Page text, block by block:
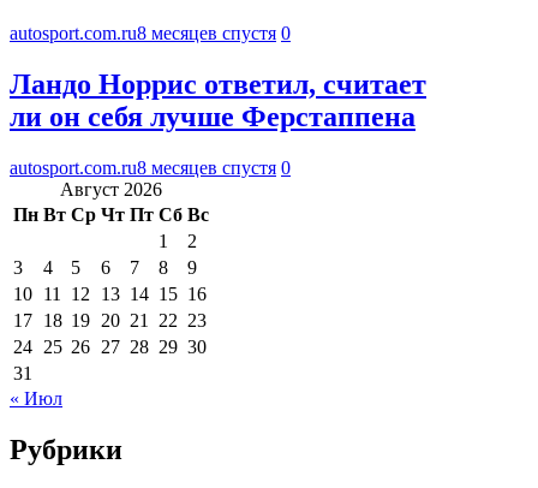
autosport.com.ru8 месяцев спустя 0
Ландо Норрис ответил, считает
ли он себя лучше Ферстаппена
autosport.com.ru8 месяцев спустя 0
Август 2026
Пн Вт Ср Чт Пт Сб Вс
1
2
3
4 5 6 7 8
9
10 11 12 13 14 15 16
17 18 19 20 21 22 23
24 25 26 27 28 29 30
31
« Июл
Рубрики